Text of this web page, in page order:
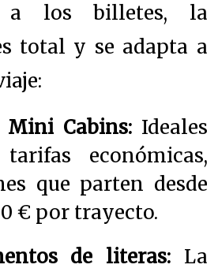
a los billetes, la
total y se adapta a
Cabins:Ideales
económicas,
que parten desde
€ por trayecto.
de literas: La